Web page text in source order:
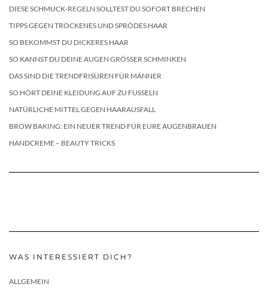
DIESE SCHMUCK-REGELN SOLLTEST DU SOFORT BRECHEN
TIPPS GEGEN TROCKENES UND SPRÖDES HAAR
SO BEKOMMST DU DICKERES HAAR
SO KANNST DU DEINE AUGEN GRÖSSER SCHMINKEN
DAS SIND DIE TRENDFRISUREN FÜR MÄNNER
SO HÖRT DEINE KLEIDUNG AUF ZU FUSSELN
NATÜRLICHE MITTEL GEGEN HAARAUSFALL
BROW BAKING: EIN NEUER TREND FÜR EURE AUGENBRAUEN
HANDCREME – BEAUTY TRICKS
WAS INTERESSIERT DICH?
ALLGEMEIN